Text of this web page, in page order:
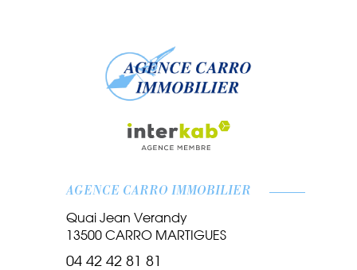
AGENCE CARRO IMMOBILIER
Quai Jean Verandy
13500 CARRO MARTIGUES
04 42 42 81 81